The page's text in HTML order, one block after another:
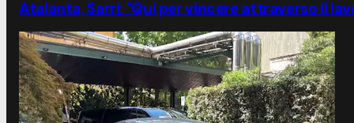
Atalanta, Sarri: "Qui per vincere attraverso il